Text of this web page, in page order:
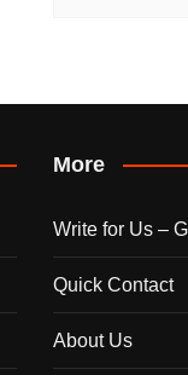
More
Write for Us –
Quick Contact
About Us